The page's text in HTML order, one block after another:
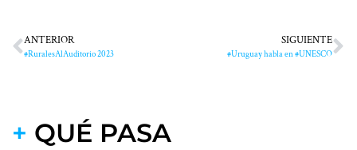
ANTERIOR
#RuralesAlAuditorio 2023
SIGUIENTE
#Uruguay habla en #UNESCO
+ QUÉ PASA